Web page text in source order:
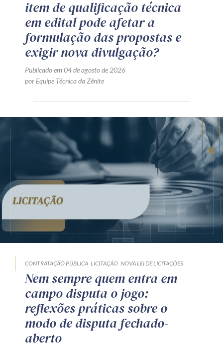
item de qualificação técnica
em edital pode afetar a
formulação das propostas e
exigir nova divulgação?
Publicado em 04 de agosto de 2026
por Equipe Técnica da Zênite
CONTRATAÇÃO PÚBLICA LICITAÇÃO NOVA LEI DE LICITAÇÕES
Nem sempre quem entra em
campo disputa o jogo:
reflexões práticas sobre o
modo de disputa fechado-
aberto